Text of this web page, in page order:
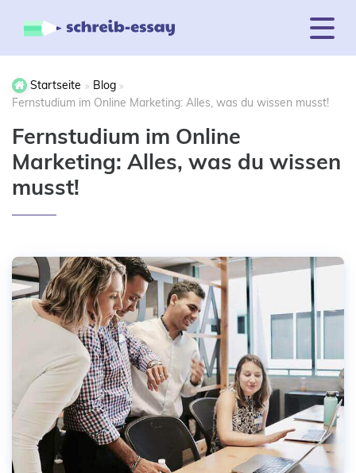
Startseite
Blog
Fernstudium im Online Marketing: Alles, was du wissen musst!
Fernstudium im Online
Marketing: Alles, was du wissen
musst!